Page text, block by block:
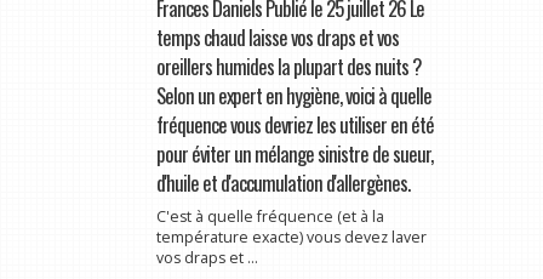
Frances Daniels Publié le 25 juillet 26 Le
temps chaud laisse vos draps et vos
oreillers humides la plupart des nuits ?
Selon un expert en hygiène, voici à quelle
fréquence vous devriez les utiliser en été
pour éviter un mélange sinistre de sueur,
d'huile et d'accumulation d'allergènes.
C'est à quelle fréquence (et à la
température exacte) vous devez laver
vos draps et ...